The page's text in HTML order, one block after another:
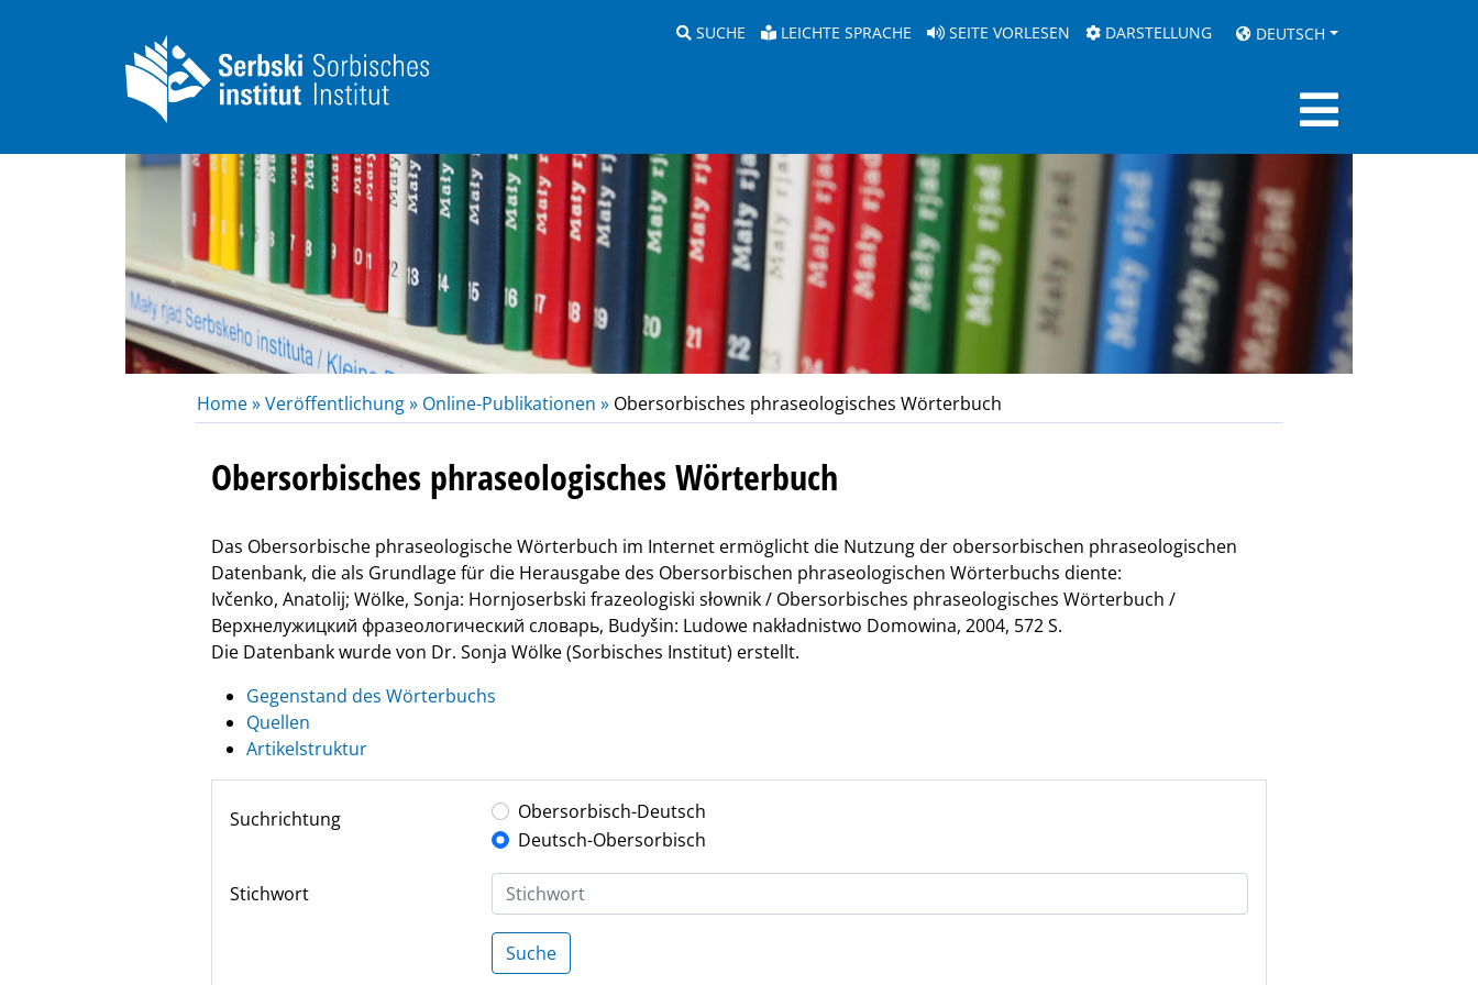
SUCHE LEICHTE SPRACHE SEITE VORLESEN DARSTELLUNG DEUTSCH
Home »Veröffentlichung » Online-Publikationen » Obersorbisches phraseologisches Wörterbuch
Obersorbisches phraseologisches Wörterbuch
Das Obersorbische phraseologische Wörterbuch im Internet ermöglicht die Nutzung der obersorbischen phraseologischen
Datenbank, die als Grundlage für die Herausgabe des Obersorbischen phraseologischen Wörterbuchs diente:
Ivčenko, Anatolij; Wölke, Sonja: Hornjoserbski frazeologiski słownik / Obersorbisches phraseologisches Wörterbuch /
Верхнелужицкий фразеологический словарь, Budyšin: Ludowe nakładnistwo Domowina, 2004, 572 S.
Die Datenbank wurde von Dr. Sonja Wölke (Sorbisches Institut) erstellt.
Gegenstand des Wörterbuchs
Quellen
Artikelstruktur
Suchrichtung
Obersorbisch-Deutsch
Deutsch-Obersorbisch
Stichwort
Suche